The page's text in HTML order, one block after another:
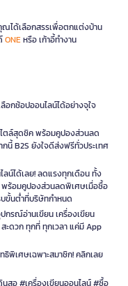
ได้เลือกสรรเพื่อตกแต่งบ้าน
ONEหรือ เก้าอี้ทำงาน
อกช้อปออนไลน์ได้อย่างจุใจ
ไตล์สุดชิค พร้อมคูปองส่วนลด
นี้ B2S ยังใจดีส่งฟรีทั่วประเทศ
น์ได้เลย! ลดแรงทุกเดือน ทั้ง
พร้อมคูปองส่วนลดพิเศษเมื่อซื้อ
บขั้นต่ำที่บริษัทกำหนด
กรณ์อ่านเขียน เครื่องเขียน
ะดวก ทุกที่ ทุกเวลา แค่มี App
ธิพิเศษเฉพาะสมาชิก! คลิกเลย
สอ #เครื่องเขียนออนไลน์ #ซื้อ